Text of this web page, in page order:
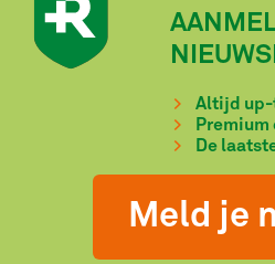
Altijd
De
Meld je